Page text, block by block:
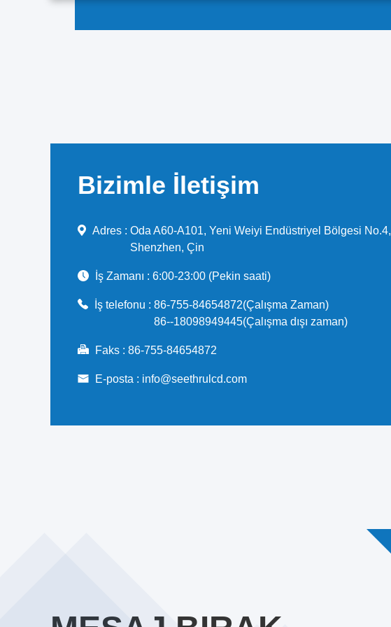
Bizimle İletişim
Adres : Oda A60-A101, Yeni Weiyi Endüstriyel Bölgesi No.4,
Shenzhen, Çin
İş Zamanı : 6:00-23:00 (Pekin saati)
İş telefonu : 86-755-84654872(Çalışma Zaman)
86--18098949445(Çalışma dışı zaman)
Faks : 86-755-84654872
E-posta : info@seethrulcd.com